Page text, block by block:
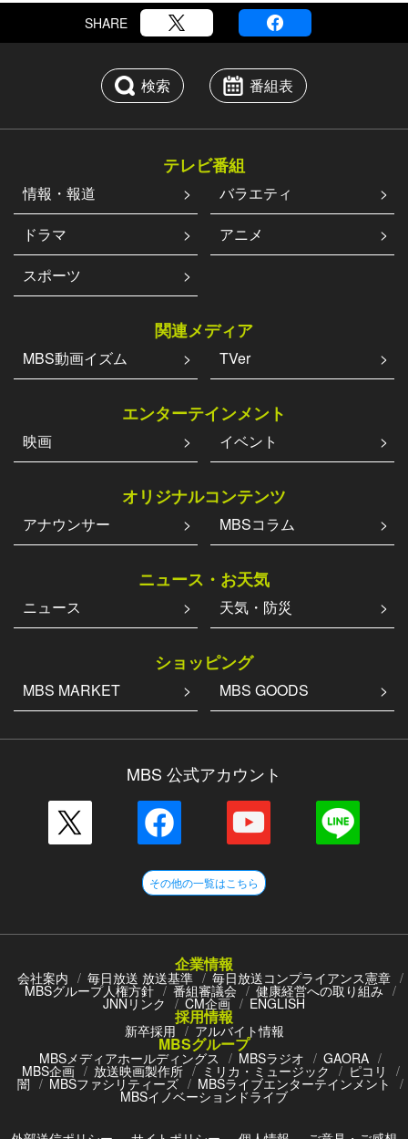
SHARE
検索 番組表
テレビ番組
情報・報道
バラエティ
ドラマ
アニメ
スポーツ
関連メディア
MBS動画イズム TVer
エンターテインメント
映画 イベント
オリジナルコンテンツ
アナウンサー MBSコラム
ニュース・お天気
ニュース 天気・防災
ショッピング
MBS MARKET MBS GOODS
MBS 公式アカウント
その他の一覧はこちら
企業情報
会社案内 毎日放送 放送基準 毎日放送コンプライアンス憲章
MBSグループ人権方針 番組審議会 健康経営への取り組み
JNNリンク CM企画 ENGLISH
採用情報
新卒採用 アルバイト情報
MBSグループ
MBSメディアホールディングス MBSラジオ GAORA
MBS企画 放送映画製作所 ミリカ・ミュージック ピコリ
闇 MBSファシリティーズ MBSライブエンターテインメント
MBSイノベーションドライブ